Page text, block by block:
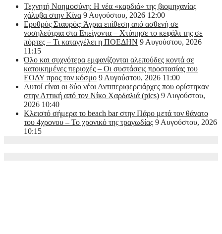
Τεχνητή Νοημοσύνη: Η νέα «καρδιά» της βιομηχανίας
χάλυβα στην Κίνα 9 Αυγούστου, 2026 12:00
Ερυθρός Σταυρός: Άγρια επίθεση από ασθενή σε
νοσηλεύτρια στα Επείγοντα – Χτύπησε το κεφάλι της σε
πόρτες – Τι καταγγέλει η ΠΟΕΔΗΝ 9 Αυγούστου, 2026
11:15
Όλο και συχνότερα εμφανίζονται αλεπούδες κοντά σε
κατοικημένες περιοχές – Οι συστάσεις προστασίας του
ΕΟΔΥ προς τον κόσμο 9 Αυγούστου, 2026 11:00
Αυτοί είναι οι δύο νέοι Αντιπεριφερειάρχες που ορίστηκαν
στην Αττική από τον Νίκο Χαρδαλιά (pics) 9 Αυγούστου,
2026 10:40
Κλειστό σήμερα το beach bar στην Πάρο μετά τον θάνατο
του 4χρονου – Το χρονικό της τραγωδίας 9 Αυγούστου, 2026
10:15